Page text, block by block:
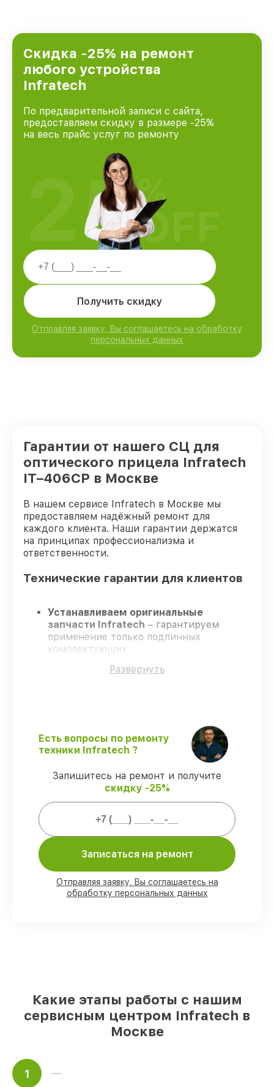
Скидка -25% на ремонт
любого устройства
Infratech
По предварительной записи с сайта,
предоставляем скидку в размере -25%
на весь прайс услуг по ремонту
Получить скидку
Отправляя заявку, Вы соглашаетесь на обработку
персональных данных
25%
OFF
Гарантии от нашего СЦ для
оптического прицела Infratech
IT–406СP в Москве
В нашем сервисе Infratech в Москве мы
предоставляем надёжный ремонт для
каждого клиента. Наши гарантии держатся
на принципах профессионализма и
ответственности.
Технические гарантии для клиентов
Устанавливаем оригинальные
запчасти Infratech – гарантируем
применение только подлинных
комплектующих.
проходят постоянное обучение, что
IT–406СP без задержек.
Гарантийное сопровождение– все
работы и запчасти защищены сервисной
гарантией.
Мы гарантируем:
80%
ремонтов выполняем в присутствии
клиента
комплектующих Infratech есть в
наличии в мастерской или на складе в
Москве, остальные поступают
Развернуть
Есть вопросы по ремонту
техники Infratech ?
Запишитесь на ремонт и получите
скидку -25%
Записаться на ремонт
Отправляя заявку, Вы соглашаетесь на
обработку персональных данных
Какие этапы работы с нашим
сервисным центром Infratech в
Москве
1